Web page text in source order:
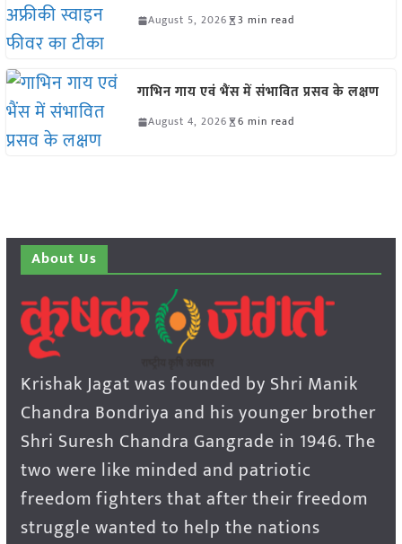
August 5, 2026 3 min read
गाभिन गाय एवं भैंस में संभावित प्रसव के लक्षण
August 4, 2026 6 min read
About Us
Krishak Jagat was founded by Shri Manik
Chandra Bondriya and his younger brother
Shri Suresh Chandra Gangrade in 1946. The
two were like minded and patriotic
freedom fighters that after their freedom
struggle wanted to help the nations